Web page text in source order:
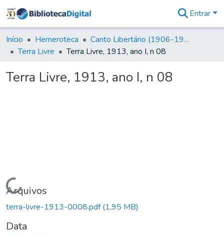
&
Coleções
Tudo na
Digital
Entrar
Início Hemeroteca
Canto Libertário (1906-1995)
Terra Livre
Terra Livre, 1913, ano I, n 08
Terra Livre, 1913, ano I, n 08
Carregando...
Arquivos
terra-livre-1913-0008.pdf(1,95 MB)
Data